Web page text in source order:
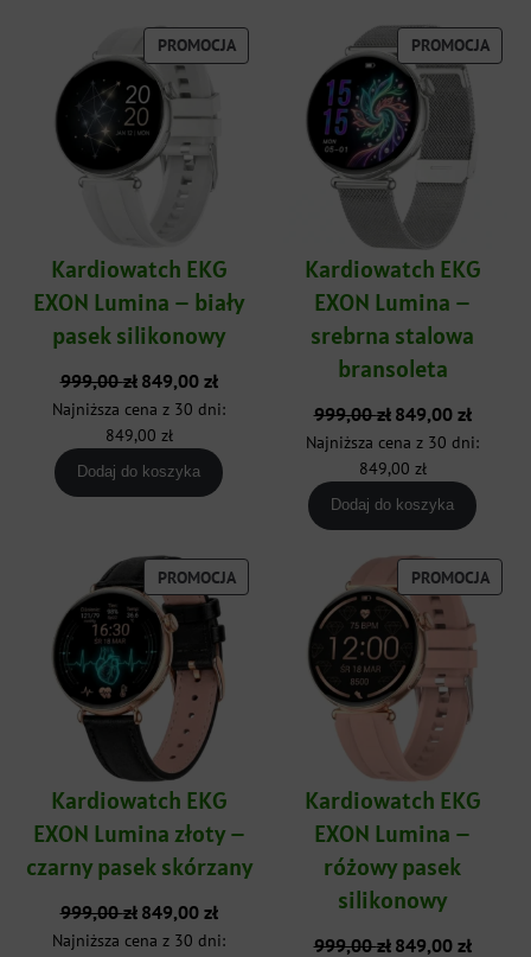
PROMOCJAPRODUKT
W
Kardiowatch EKG
EXON Lumina – biały
pasek silikonowy
999,00zł Pierwotna
999,00 zł.
849,00 złAktualna
cena
Najniższa cena z 30 dni:
849,00 zł
Dodaj do koszyka
PROMOCJA
W
Kardiowatch EKG
EXON Lumina –
srebrna stalowa
bransoleta
999,00zł Pierwotna
999,00 zł.
849,00 złAktualna
cena
Najniższa cena z 30 dni:
849,00 zł
Dodaj do koszyka
PROMOCJAPRODUKT
W
Kardiowatch EKG
EXON Lumina złoty –
czarny pasek skórzany
999,00zł Pierwotna
849,00 złAktualna
cena
Najniższa cena z 30 dni:
PROMOCJA
W
Kardiowatch EKG
EXON Lumina –
różowy pasek
silikonowy
999,00zł Pierwotna
849,00 złAktualna